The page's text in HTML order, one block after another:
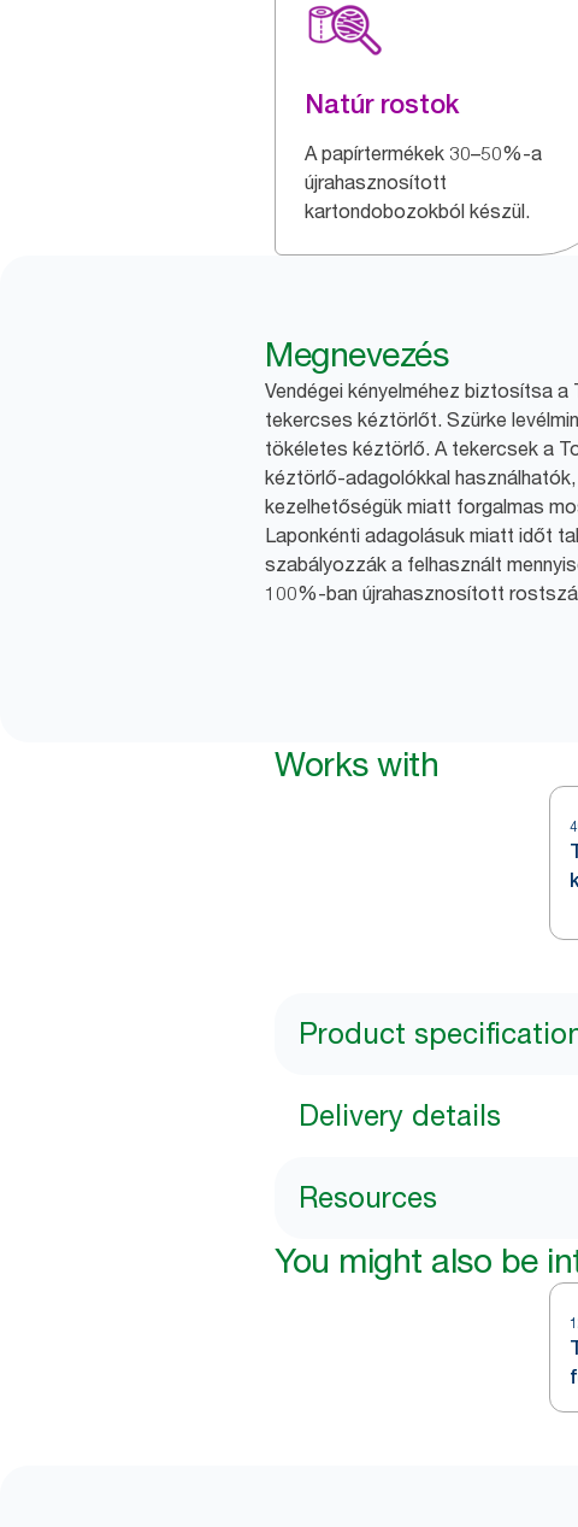
Natúr rostok
A papírtermékek 30–50%-a
újrahasznosított
kartondobozokból készül.
Megnevezés
Vendégei kényelméhez biztosítsa
tekercses kéztörlőt. Szürke
tökéletes kéztörlő. A tekercsek a
kéztörlő-adagolókkal
kezelhetőségük miatt forgalmas
Laponkénti adagolásuk miatt időt
szabályozzák a felhasznált
100%-ban újrahasznosított
Works with
Product
Delivery details
Resources
You might also be